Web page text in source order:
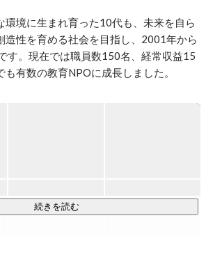
環境に生まれ育った10代も、未来を自ら
造性を育める社会を目指し、2001年から
す。現在では職員数150名、経常収益15
有数の教育NPOに成長しました。
リア学習プログラムから始まり、2011年
続きを読む